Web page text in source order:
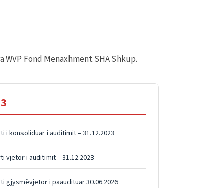
Fond Menaxhment SHA Shkup.
i konsoliduar i auditimit – 31.12.2023
vjetor i auditimit – 31.12.2023
gjysmëvjetor i paaudituar 30.06.2026